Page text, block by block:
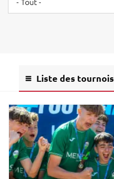
Liste des tournois